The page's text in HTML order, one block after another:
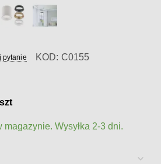
pytanie KOD: C0155
magazynie. Wysyłka 2-3 dni.